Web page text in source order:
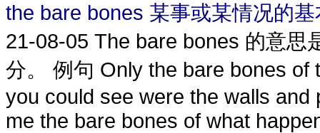
the bare bones 某事或某情况的
21-08-05 The bare bones 的意思
分。 例句 Only the bare bones of
you could see were the walls
me the bare bones of what